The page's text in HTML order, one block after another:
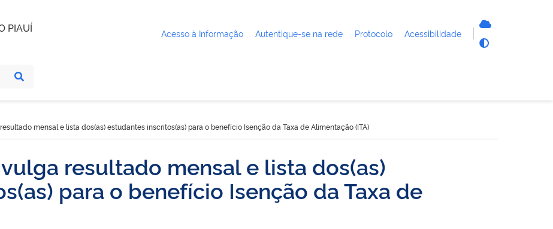
PIAUÍ Acesso à Informação Autentique-se na rede Protocolo Acessibilidade
mensal e lista dos(as) estudantes inscritos(as) para o benefício Isenção da Taxa de Alimentação (ITA)
resultado mensal e lista dos(as)
para o benefício Isenção da Taxa de